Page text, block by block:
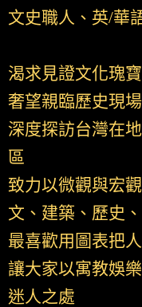
文史職人、英/華
渴求見證文化瑰
奢望親臨歷史現
深度探訪台灣在
區
致力以微觀與宏
文、建築、歷史
最喜歡用圖表把
讓大家以寓教娛
迷人之處